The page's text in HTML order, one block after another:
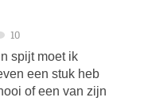
10
spijt moet ik
een stuk heb
of een van zijn